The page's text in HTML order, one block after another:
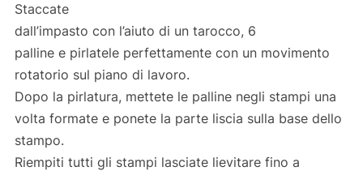
Staccate
dall’impasto con l’aiuto di un tarocco, 6
palline e pirlatele perfettamente con un movimento
rotatorio sul piano di lavoro.
Dopo la pirlatura, mettete le palline negli stampi una
volta formate e ponete la parte liscia sulla base dello
stampo.
Riempiti tutti gli stampi lasciate lievitare fino a